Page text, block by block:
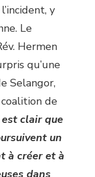
y
Le
Hermen
qu’une
Selangor,
de
est clair que
un
à créer et à